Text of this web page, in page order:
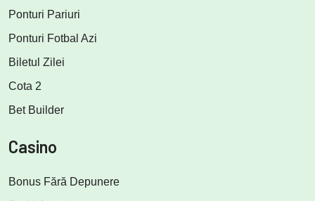
Ponturi Pariuri
Ponturi Fotbal Azi
Biletul Zilei
Cota 2
Bet Builder
Casino
Bonus Fără Depunere